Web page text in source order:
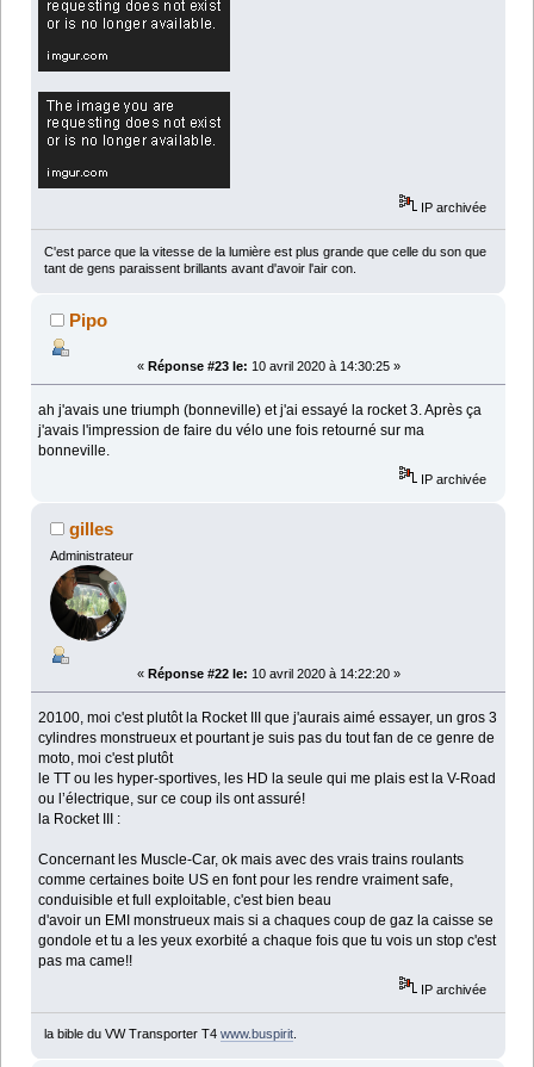
IP archivée
C'est parce que la vitesse de la lumière est plus grande que celle du son que
tant de gens paraissent brillants avant d'avoir l'air con.
Pipo
« Réponse #23 le: 10 avril 2020 à 14:30:25 »
ah j'avais une triumph (bonneville) et j'ai essayé la rocket 3. Après ça
j'avais l'impression de faire du vélo une fois retourné sur ma
bonneville.
IP archivée
gilles
Administrateur
« Réponse #22 le: 10 avril 2020 à 14:22:20 »
20100, moi c'est plutôt la Rocket III que j'aurais aimé essayer, un gros 3
cylindres monstrueux et pourtant je suis pas du tout fan de ce genre de
moto, moi c'est plutôt
le TT ou les hyper-sportives, les HD la seule qui me plais est la V-Road
ou l’électrique, sur ce coup ils ont assuré!
la Rocket III :
Concernant les Muscle-Car, ok mais avec des vrais trains roulants
comme certaines boite US en font pour les rendre vraiment safe,
conduisible et full exploitable, c'est bien beau
d'avoir un EMI monstrueux mais si a chaques coup de gaz la caisse se
gondole et tu a les yeux exorbité a chaque fois que tu vois un stop c'est
pas ma came!!
IP archivée
la bible du VW Transporter T4 www.buspirit.